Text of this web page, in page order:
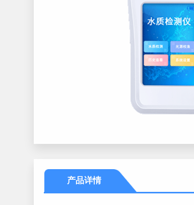
产品详情